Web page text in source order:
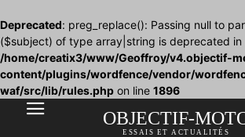
Deprecated: preg_replace(): Passing null to
($subject) of type array|string is deprecated in
/home/creatix3/www/Geoffroy/v4.objectif-
content/plugins/wordfence/vendor/
waf/src/lib/rules.php on line 1896
OBJECTIF-
ESSAIS ET ACTUALITÉS